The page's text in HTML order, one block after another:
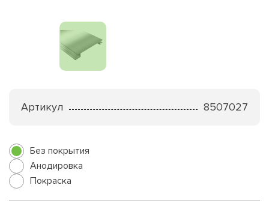
Артикул 8507027
Без покрытия
Анодировка
Покраска